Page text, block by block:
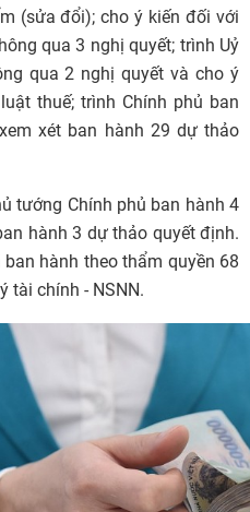
(sửa đổi); cho ý kiến đối với
qua 3 nghị quyết; trình Uỷ
qua 2 nghị quyết và cho ý
thuế; trình Chính phủ ban
xét ban hành 29 dự thảo
tướng Chính phủ ban hành 4
hành 3 dự thảo quyết định.
hành theo thẩm quyền 68
tài chính - NSNN.